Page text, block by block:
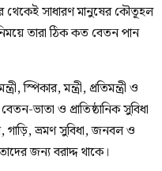
থেকেই সাধারণ মানুষের কৌতূহল
তারা ঠিক কত বেতন পান
স্পিকার, মন্ত্রী, প্রতিমন্ত্রী ও
বেতন-ভাতা ও প্রাতিষ্ঠানিক সুবিধা
গাড়ি, ভ্রমণ সুবিধা, জনবল ও
জন্য বরাদ্দ থাকে।